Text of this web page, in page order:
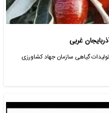
گیاهی سازمان جهاد کشاورزی